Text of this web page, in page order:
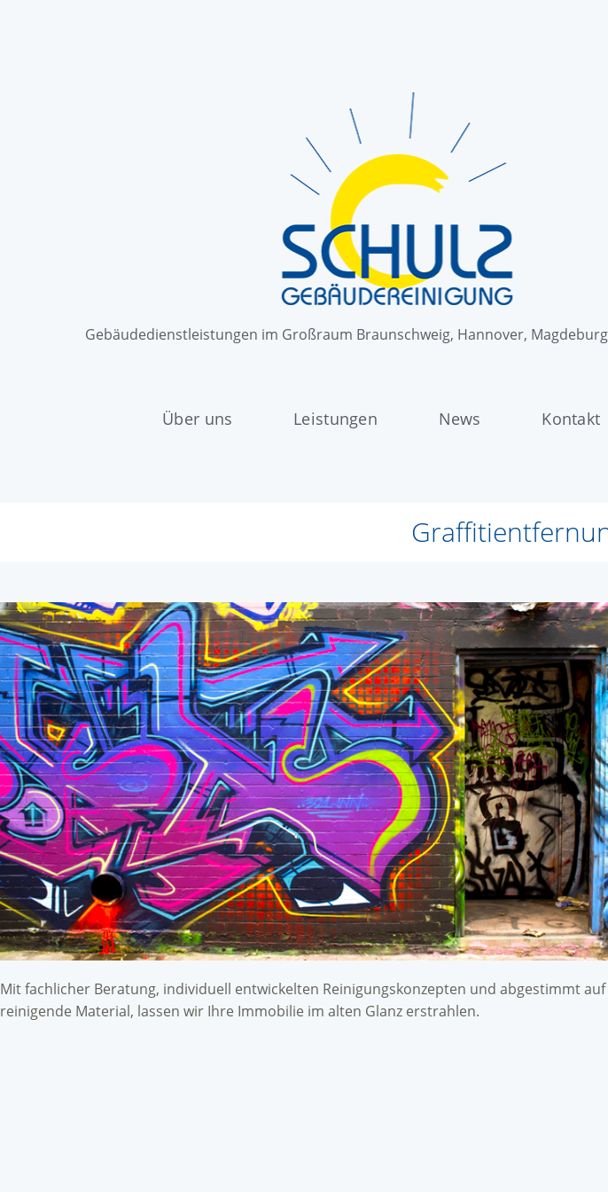
Gebäudedienstleistungen im Großraum Braunschweig, Hannover,
Über uns Leistungen News Kontakt
Mit fachlicher Beratung, individuell entwickelten Reinigungskonzepten und abgestimmt auf
reinigende Material, lassen wir Ihre Immobilie im alten Glanz erstrahlen.